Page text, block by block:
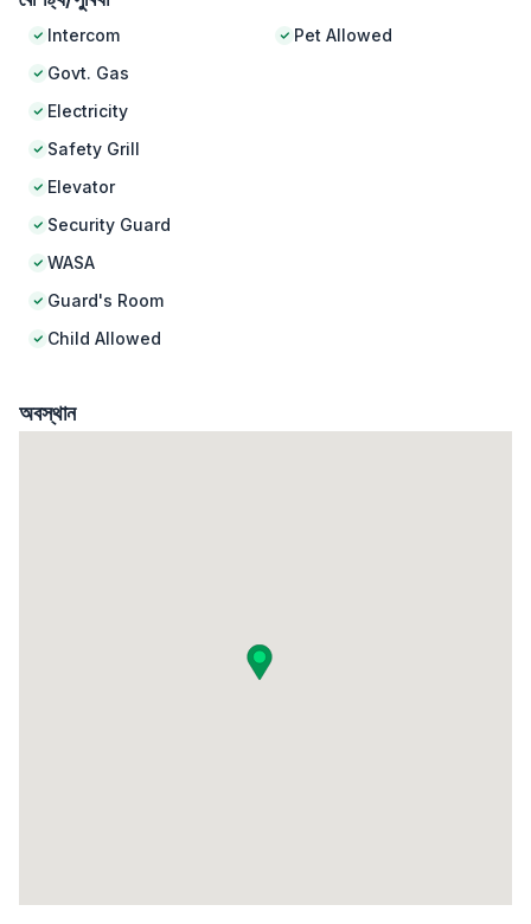
Intercom
Govt. Gas
Electricity
Safety Grill
Elevator
Security Guard
WASA
Guard's Room
Child Allowed
Pet Allowed
অবস্থান